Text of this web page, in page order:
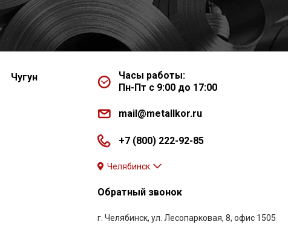
Чугун
Часы работы:
Пн-Пт с 9:00 до 17:00
mail@metallkor.ru
+7 (800) 222-92-85
Челябинск
Обратный звонок
г. Челябинск, ул. Лесопарковая, 8, офис 1505